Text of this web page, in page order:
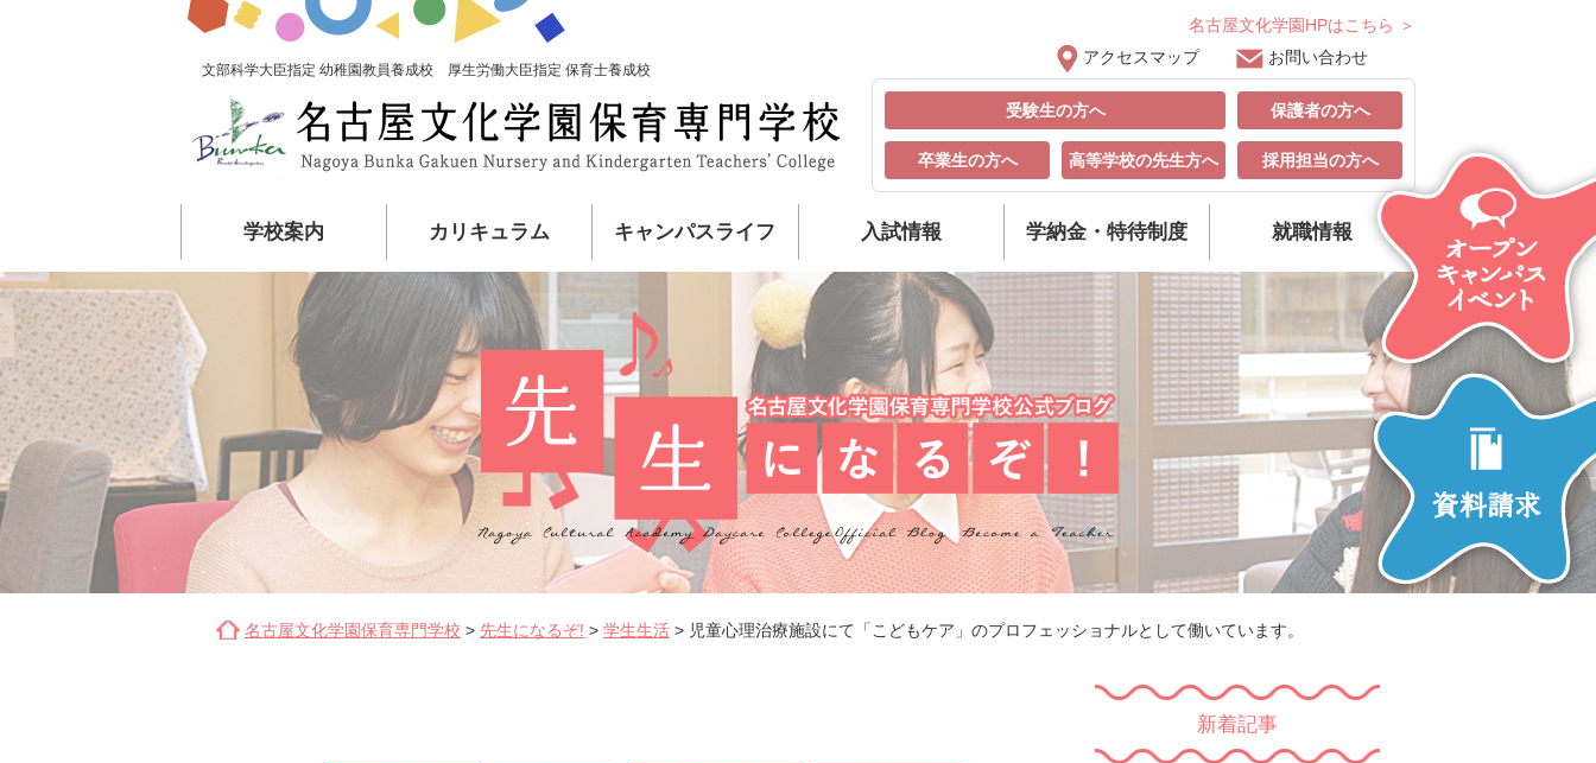
文部科学大臣指定 幼稚園教員養成校 厚生労働大臣指定 保育士養成校
名古屋文化学園HPはこちら ＞
アクセスマップ
お問い合わせ
受験生の方へ 保護者の方へ
卒業生の方へ 高等学校の先生方へ 採用担当の方へ
学校案内 カリキュラム キャンパスライフ 入試情報 学納金・特待制度 就職情報
名古屋文化学園保育専門学校 > 先生になるぞ! > 学生生活 > 児童心理治療施設にて「こどもケア」のプロフェッショナルとして働いています。
新着記事